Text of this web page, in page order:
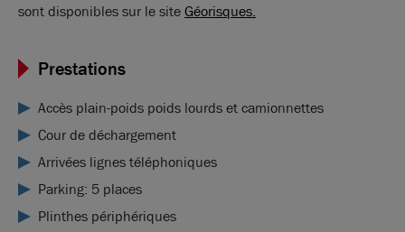
sont disponibles sur le siteGéorisques.
Prestations
Accès plain-poids poids lourds et camionnettes
Cour de déchargement
Arrivées lignes téléphoniques
Parking: 5 places
Plinthes périphériques